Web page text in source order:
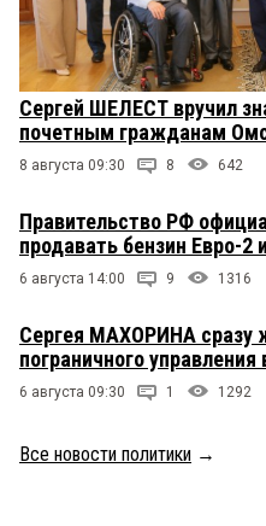
Сергей ШЕЛЕСТ вручил
почетным гражданам
8 августа 09:30 8 642
Правительство РФ
продавать бензин Евро-2
6 августа 14:00 9 1316
Сергея МАХОРИНА сразу
пограничного
6 августа 09:30 1 1292
Все новости политики →